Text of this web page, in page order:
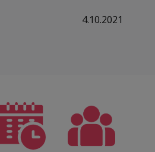
4.10.2021